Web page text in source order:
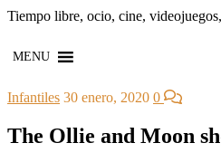
Tiempo libre, ocio, cine,
MENU
Infantiles 30 enero, 2020 0
The Ollie and Moon